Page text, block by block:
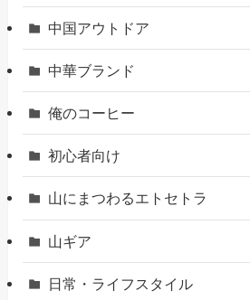
中国アウトドア
中華ブランド
俺のコーヒー
初心者向け
山にまつわるエトセトラ
山ギア
日常・ライフスタイル